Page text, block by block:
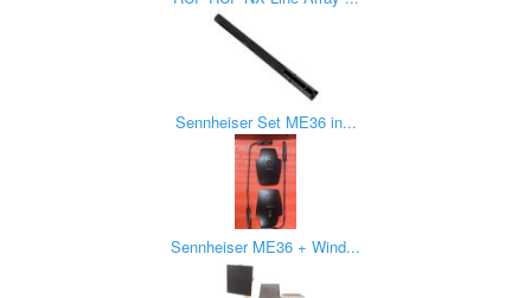
Sennheiser Set ME36 in...
Sennheiser ME36 + Wind...